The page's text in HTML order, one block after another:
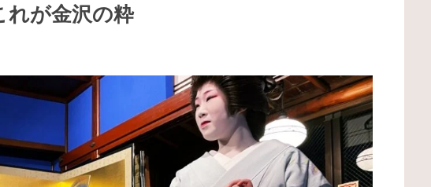
れが金沢の粋